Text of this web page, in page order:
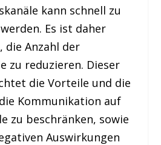
kann schnell zu
Es ist daher
die Anzahl der
zu reduzieren. Dieser
die Vorteile und die
Kommunikation auf
zu beschränken, sowie
Auswirkungen